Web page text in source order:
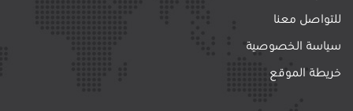
للتواصل معنا
سياسة الخصوصية
خريطة الموقع